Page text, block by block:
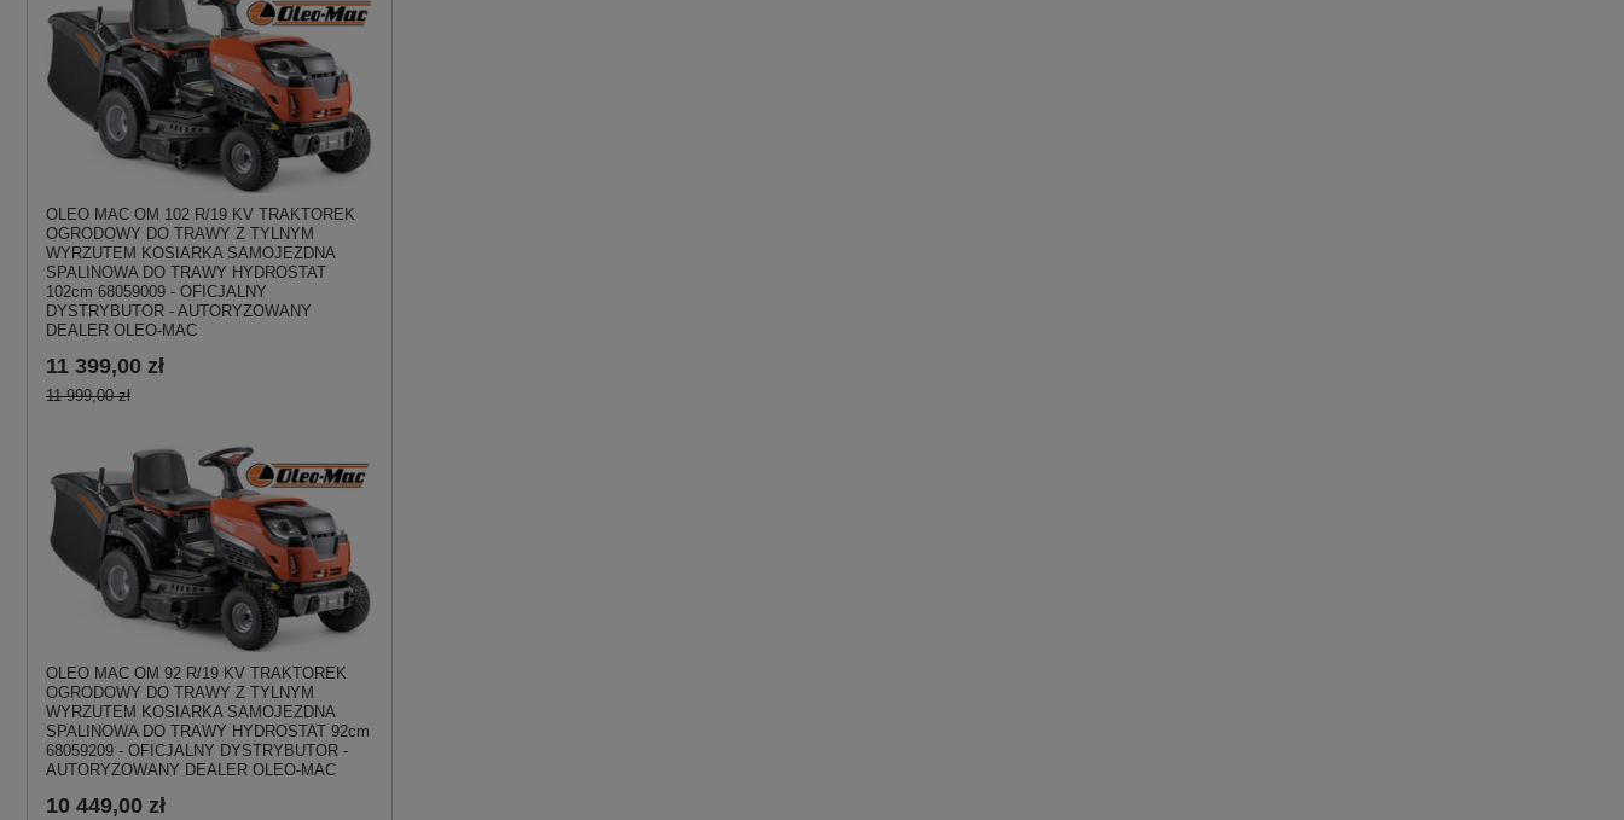
OLEO MAC OM 102 R/19 KV TRAKTOREK
OGRODOWY DO TRAWY Z TYLNYM
WYRZUTEM KOSIARKA SAMOJEZDNA
SPALINOWA DO TRAWY HYDROSTAT
102cm 68059009 - OFICJALNY
DYSTRYBUTOR - AUTORYZOWANY
DEALER OLEO-MAC
11 399,00 zł
11 999,00 zł
OLEO MAC OM 92 R/19 KV TRAKTOREK
OGRODOWY DO TRAWY Z TYLNYM
WYRZUTEM KOSIARKA SAMOJEZDNA
SPALINOWA DO TRAWY HYDROSTAT 92cm
68059209 - OFICJALNY DYSTRYBUTOR -
AUTORYZOWANY DEALER OLEO-MAC
10 449,00 zł